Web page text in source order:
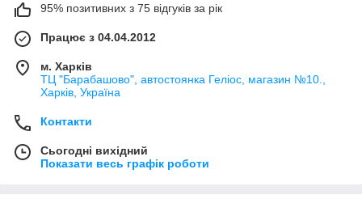
95% позитивних з 75 відгуків за рік
Працює з 04.04.2012
м. Харків
ТЦ "Барабашово", автостоянка Геліос, магазин №10.,
Харків, Україна
Контакти
Сьогодні вихідний
Показати весь графік роботи